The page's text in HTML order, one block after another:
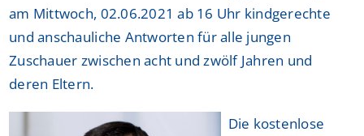
am Mittwoch, 02.06.2021 ab 16 Uhr kindgerechte
und anschauliche Antworten für alle jungen
Zuschauer zwischen acht und zwölf Jahren und
deren Eltern.
Die kostenlose